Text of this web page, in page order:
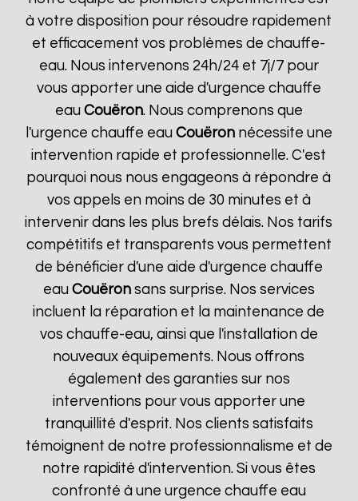
à votre disposition pour résoudre rapidement
et efficacement vos problèmes de chauffe-
eau. Nous intervenons 24h/24 et 7j/7 pour
vous apporter une aide d'urgence chauffe
eau Couëron. Nous comprenons que
l'urgence chauffe eau Couëronnécessite une
intervention rapide et professionnelle. C'est
pourquoi nous nous engageons à répondre à
vos appels en moins de 30 minutes et à
intervenir dans les plus brefs délais. Nos tarifs
compétitifs et transparents vous permettent
de bénéficier d'une aide d'urgence chauffe
eau Couëronsans surprise. Nos services
incluent la réparation et la maintenance de
vos chauffe-eau, ainsi que l'installation de
nouveaux équipements. Nous offrons
également des garanties sur nos
interventions pour vous apporter une
tranquillité d'esprit. Nos clients satisfaits
témoignent de notre professionnalisme et de
notre rapidité d'intervention. Si vous êtes
confronté à une urgence chauffe eau